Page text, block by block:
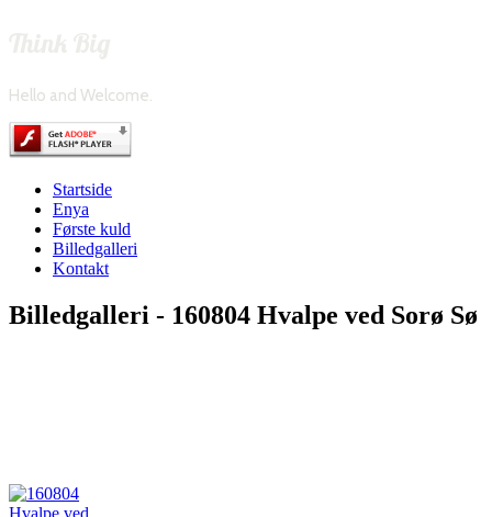
Hello and Welcome.
Startside
Enya
Første kuld
Billedgalleri
Kontakt
Billedgalleri - 160804 Hvalpe ved Sorø Sø